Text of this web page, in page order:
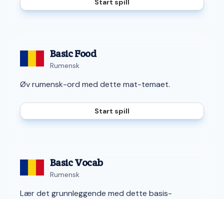
Start spill
Basic Food
Rumensk
Øv rumensk-ord med dette mat-temaet.
Start spill
Basic Vocab
Rumensk
Lær det grunnleggende med dette basis-